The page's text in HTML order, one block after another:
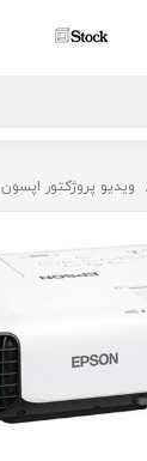
ویدیو پروژکتور اپسون Epson VS230